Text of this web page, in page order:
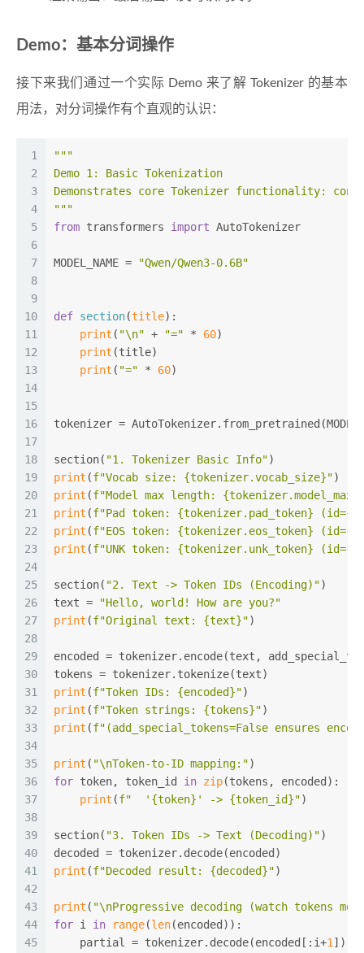
Demo：基本分词操作
接下来我们通过一个实际 Demo 来了解 Tokenizer 的基本
用法，对分词操作有个直观的认识：
1
2
3
4
5
6
7
8
9
10
11
12
13
14
15
16
17
18
19
20
21
22
23
24
25
26
27
28
29
30
31
32
33
34
35
36
37
38
39
40
41
42
43
44
45
"""
Demo 1: Basic Tokenization
Demonstrates core Tokenizer functionality:
"""
from transformers import AutoTokenizer
MODEL_NAME = "Qwen/Qwen3-0.6B"
def section(title):
print ( "\n" + "=" * 60)
print (title)
print ( "=" * 60)
tokenizer =
section( "1. Tokenizer Basic Info")
print (f"Vocab size: {tokenizer.vocab_size}")
print (f"Model max length:
print (f"Pad token: {tokenizer.pad_token} (id=
print (f"EOS token: {tokenizer.eos_token} (id=
print (f"UNK token: {tokenizer.unk_token} (id=
section( "2. Text -> Token IDs (Encoding)")
text =
"Hello, world! How are you?"
print (f"Original text: {text}")
encoded = tokenizer.encode(text,
tokens = tokenizer.tokenize(text)
print (f"Token IDs: {encoded}")
print (f"Token strings: {tokens}")
print (f"(add_special_tokens=False ensures
print ( "\nToken-to-ID mapping:")
for token, token_id in zip(tokens, encoded):
print (f"  ' {token} ' -> {token_id}")
section( "3. Token IDs -> Text (Decoding)")
decoded = tokenizer.decode(encoded)
print (f"Decoded result: {decoded}")
print ( "\nProgressive decoding (watch tokens
for i in range(len(encoded)):
    partial = tokenizer.decode(encoded[:i+
1 ])